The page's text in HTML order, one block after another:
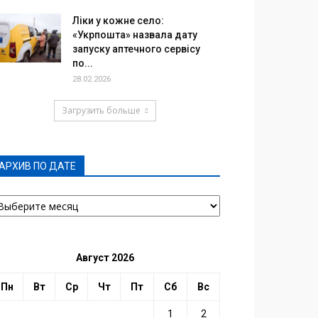
Ліки у кожне село:
«Укрпошта» назвала дату
запуску аптечного сервісу
по...
28.02.2026
Загрузить больше
ПО ДАТЕ
Август 2026
Пн Вт Ср Чт Пт Сб Вс
1 2